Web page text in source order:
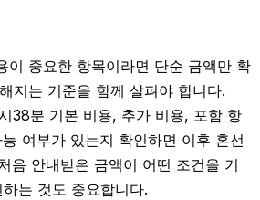
이 중요한 항목이라면 단순 금액만 확
지는 기준을 함께 살펴야 합니다.
38분 기본 비용, 추가 비용, 포함 항
여부가 있는지 확인하면 이후 혼선
음 안내받은 금액이 어떤 조건을 기
는 것도 중요합니다.